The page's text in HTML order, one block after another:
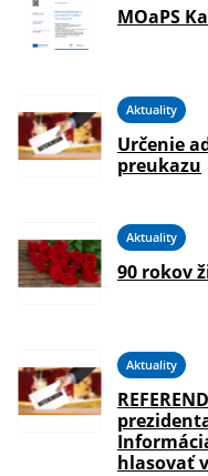
MOaPS
Aktuality
Určenie
preukazu
Aktuality
90 rokov
Aktuality
hlasovať